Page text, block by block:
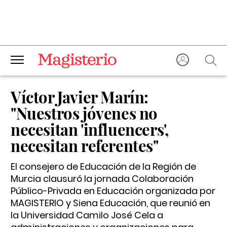
Víctor Javier Marín:
"Nuestros jóvenes no
necesitan 'influencers',
necesitan referentes"
El consejero de Educación de la Región de
Murcia clausuró la jornada Colaboración
Público-Privada en Educación organizada por
MAGISTERIO y Siena Educación, que reunió en
la Universidad Camilo José Cela a